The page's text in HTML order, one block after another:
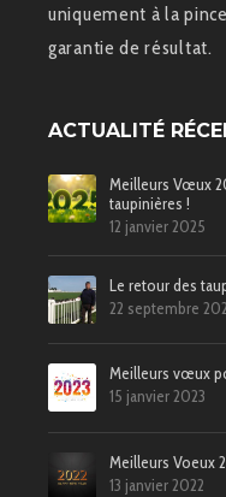
uniquement à la
garantie de résultat.
ACTUALITÉ
Meilleurs Vœux
taupinières !
12 janvier 2025
Le retour des
22 septembre
Meilleurs vœux
15 janvier 2023
Meilleurs Voeux
13 janvier 2022